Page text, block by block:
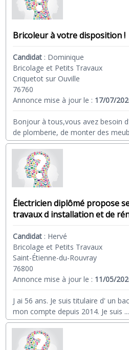
Bricoleur à votre disposition !
Candidat : Dominique
Bricolage et Petits Travaux
Criquetot sur Ouville
76760
Annonce mise à jour le : 17/07/
Bonjour à tous,vous avez besoin
de plomberie, de monter des
Électricien diplômé propose
travaux d installation et de
Candidat : Hervé
Bricolage et Petits Travaux
Saint-Étienne-du-Rouvray
76800
Annonce mise à jour le : 11/05/
J ai 56 ans. Je suis titulaire d' un
mon compte depuis 2014. Je suis ...